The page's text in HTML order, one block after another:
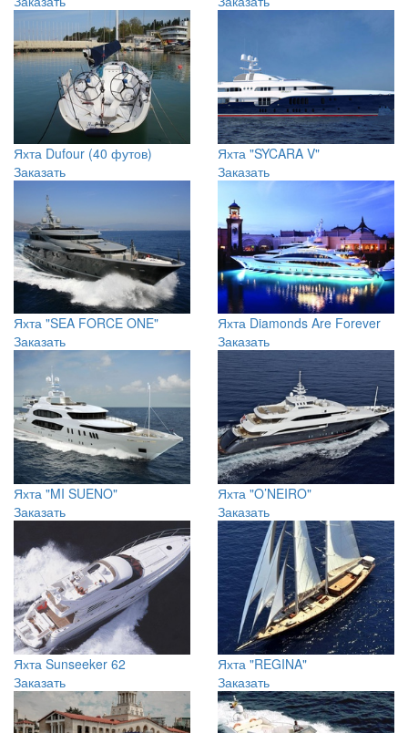
Яхта Dufour (40 футов)
Заказать
Яхта "SYCARA V"
Заказать
Яхта "SEA FORCE ONE"
Заказать
Яхта Diamonds Are Forever
Заказать
Яхта "MI SUENO"
Заказать
Яхта "O’NEIRO"
Заказать
Яхта Sunseeker 62
Заказать
Яхта "REGINA"
Заказать